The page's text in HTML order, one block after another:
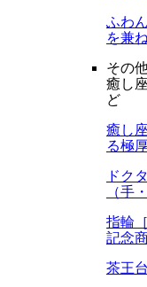
ふわん
を兼
その
癒し
ど
癒し
る極
ドク
（手
指輪
記念
茶王